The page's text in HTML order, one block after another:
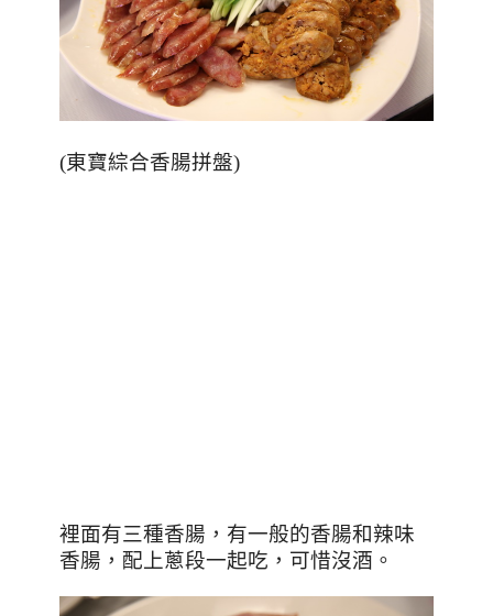
(東寶綜合香腸拼盤)
裡面有三種香腸，有一般的香腸和辣味
香腸，配上蔥段一起吃，可惜沒酒。